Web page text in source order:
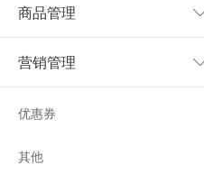
商品管理
营销管理
优惠券
其他